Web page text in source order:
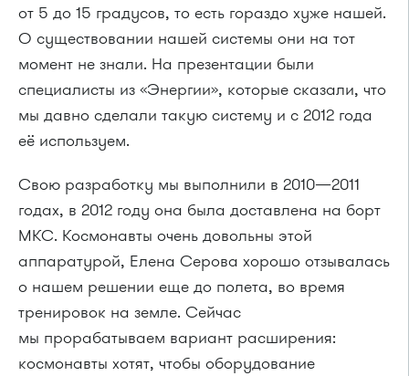
от 5 до 15 градусов, то есть гораздо хуже нашей.
О существовании нашей системы они на тот
момент не знали. На презентации были
специалисты из «Энергии», которые сказали, что
мы давно сделали такую систему и с 2012 года
её используем.
Свою разработку мы выполнили в 2010—2011
годах, в 2012 году она была доставлена на борт
МКС. Космонавты очень довольны этой
аппаратурой, Елена Серова хорошо отзывалась
о нашем решении еще до полета, во время
тренировок на земле. Сейчас
мы прорабатываем вариант расширения:
космонавты хотят, чтобы оборудование